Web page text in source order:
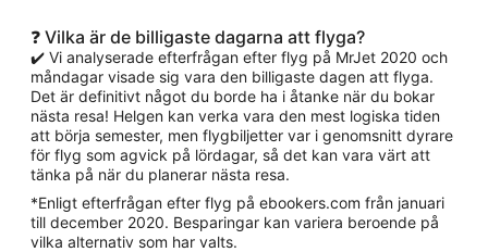
❓ Vilka är de billigaste dagarna att flyga?
✔️ Vi analyserade efterfrågan efter flyg på MrJet 2020 och
måndagar visade sig vara den billigaste dagen att flyga.
Det är definitivt något du borde ha i åtanke när du bokar
nästa resa! Helgen kan verka vara den mest logiska tiden
att börja semester, men flygbiljetter var i genomsnitt dyrare
för flyg som agvick på lördagar, så det kan vara värt att
tänka på när du planerar nästa resa.
*Enligt efterfrågan efter flyg på ebookers.com från januari
till december 2020. Besparingar kan variera beroende på
vilka alternativ som har valts.